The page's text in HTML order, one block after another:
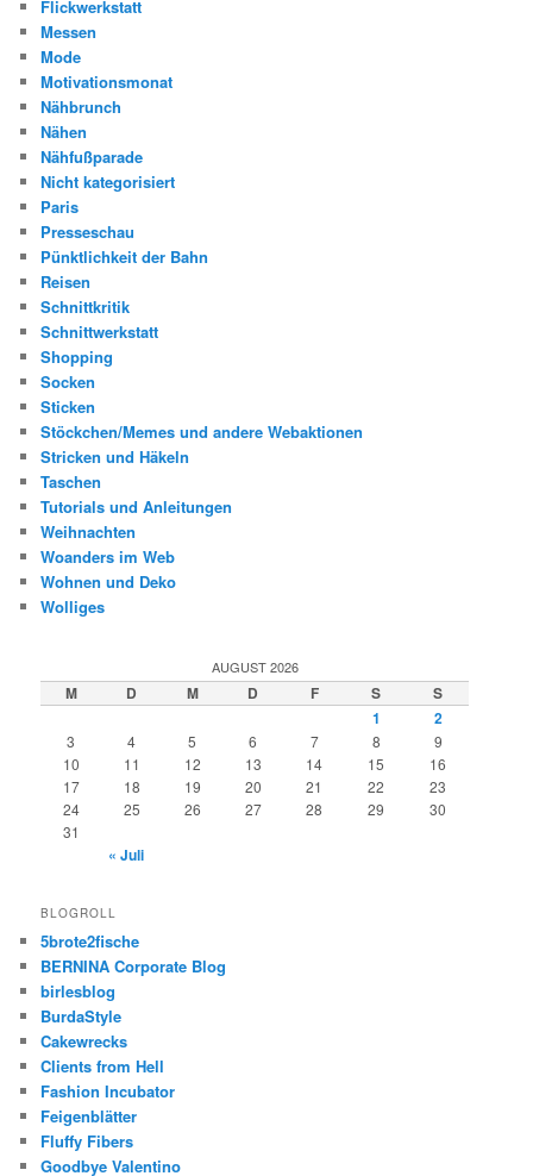
Flickwerkstatt
Messen
Mode
Motivationsmonat
Nähbrunch
Nähen
Nähfußparade
Nicht kategorisiert
Paris
Presseschau
Pünktlichkeit der Bahn
Reisen
Schnittkritik
Schnittwerkstatt
Shopping
Socken
Sticken
Stöckchen/Memes und andere Webaktionen
Stricken und Häkeln
Taschen
Tutorials und Anleitungen
Weihnachten
Woanders im Web
Wohnen und Deko
Wolliges
AUGUST 2026
M D M D F S
S
1
2
3 4 5 6 7 8
9
10
11 12 13 14 15
16
17
18 19 20 21 22
23
24
25 26 27 28 29
30
31
« Juli
BLOGROLL
5brote2fische
BERNINA Corporate Blog
birlesblog
BurdaStyle
Cakewrecks
Clients from Hell
Fashion Incubator
Feigenblätter
Fluffy Fibers
Goodbye Valentino